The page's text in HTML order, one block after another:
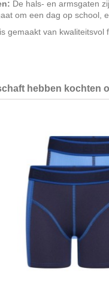
De hals- en armsgaten
om een dag op school,
gemaakt van
hebben kochten